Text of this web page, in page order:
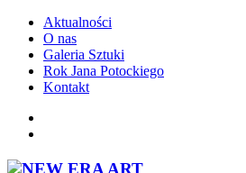
Aktualności
O nas
Galeria Sztuki
Rok Jana Potockiego
Kontakt